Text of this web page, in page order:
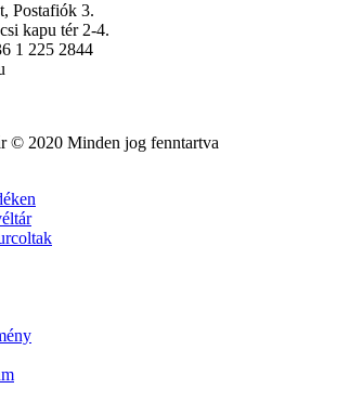
Postafiók 3.
kapu tér 2-4.
1 225 2844
© 2020 Minden jog fenntartva